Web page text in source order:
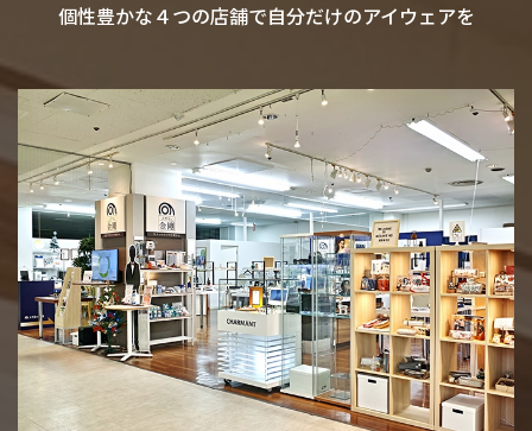
個性豊かな４つの店舗で自分だけのアイウェアを